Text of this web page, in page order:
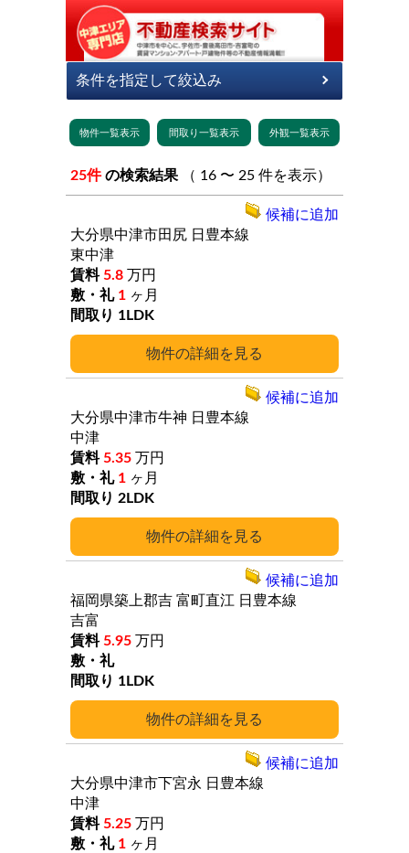
25件 の検索結果 （ 16 〜 25 件を表示）
詳細
大分県中津市田尻 日豊本線
東中津
5.8 万円
1 ヶ月
1LDK
候補に追加
詳細
大分県中津市牛神 日豊本線
中津
5.35 万円
1 ヶ月
2LDK
候補に追加
詳細
福岡県築上郡吉 富町直江 日豊本線
吉富
5.95 万円
1LDK
候補に追加
大分県中津市下宮永 日豊本線
中津
5.25 万円
1 ヶ月
候補に追加